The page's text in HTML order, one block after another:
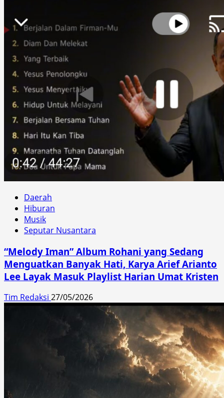
Daerah
Hiburan
Musik
Seputar Nusantara
“Melody Iman” Album Rohani yang Sedang
Menguatkan Banyak Hati, Karya Arief Arianto
Lee Layak Masuk Playlist Harian Umat Kristen
Tim Redaksi 27/05/2026